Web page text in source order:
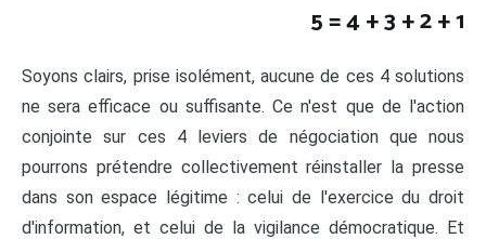
5 = 4 + 3 + 2 + 1
Soyons clairs, prise isolément, aucune de ces 4 solutions
ne sera efficace ou suffisante. Ce n'est que de l'action
conjointe sur ces 4 leviers de négociation que nous
pourrons prétendre collectivement réinstaller la presse
dans son espace légitime : celui de l'exercice du droit
d'information, et celui de la vigilance démocratique. Et